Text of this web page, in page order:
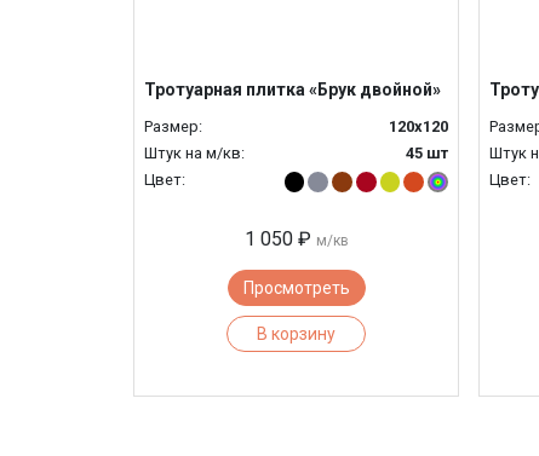
Тротуарная плитка «Брук двойной»
Размер:
120x120
Штук на м/кв:
45 шт
Цвет:
1 050 ₽ м/кв
Просмотреть
В корзину
Штук
Цвет: